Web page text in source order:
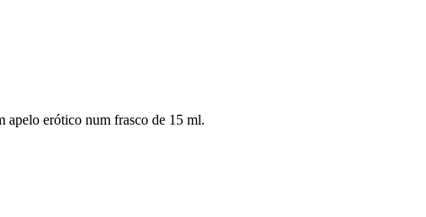
apelo erótico num frasco de 15 ml.